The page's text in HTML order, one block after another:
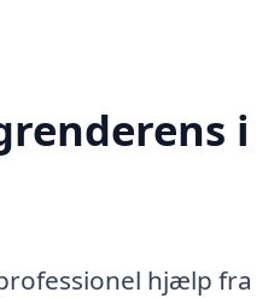
i
hjælp fra